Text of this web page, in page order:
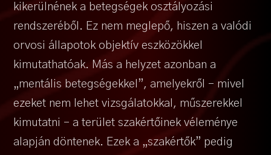
kikerülnének a betegségek osztályozási
rendszeréből. Ez nem meglepő, hiszen a valódi
orvosi állapotok objektív eszközökkel
kimutathatóak. Más a helyzet azonban a
„mentális betegségekkel”, amelyekről – mivel
ezeket nem lehet vizsgálatokkal, műszerekkel
kimutatni – a terület szakértőinek véleménye
alapján döntenek. Ezek a „szakértők” pedig